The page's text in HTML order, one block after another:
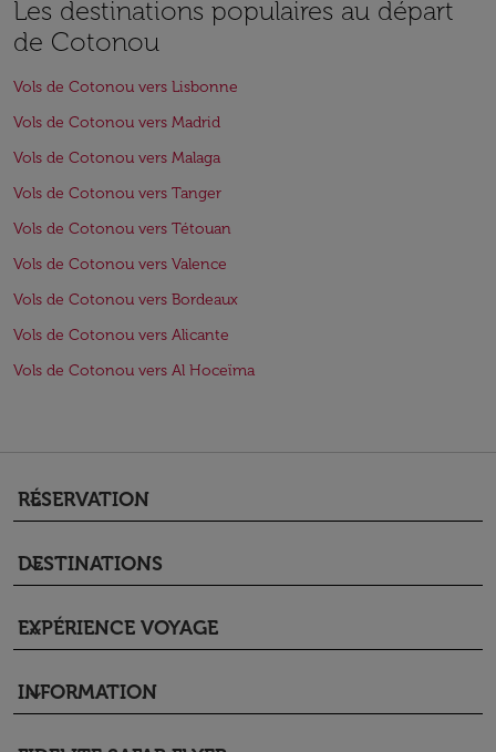
Les destinations populaires au départ
de Cotonou
Vols de Cotonou vers Lisbonne
Vols de Cotonou vers Madrid
Vols de Cotonou vers Malaga
Vols de Cotonou vers Tanger
Vols de Cotonou vers Tétouan
Vols de Cotonou vers Valence
Vols de Cotonou vers Bordeaux
Vols de Cotonou vers Alicante
Vols de Cotonou vers Al Hoceïma
RÉSERVATION
keyboard_arrow_down
DESTINATIONS
keyboard_arrow_down
EXPÉRIENCE VOYAGE
keyboard_arrow_down
INFORMATION
keyboard_arrow_down